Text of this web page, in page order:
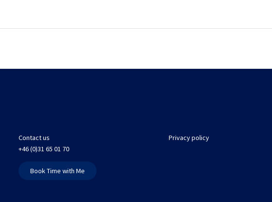
Contact us
+46 (0)31 65 01 70
Book Time with Me
Privacy policy